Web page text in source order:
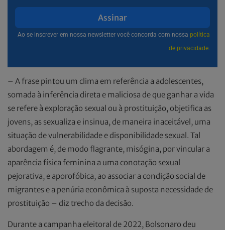
Assinar
Ao se inscrever em nossa newsletter você concorda com nossa política
de privacidade.
– A frase pintou um clima em referência a adolescentes,
somada à inferência direta e maliciosa de que ganhar a vida
se refere à exploração sexual ou à prostituição, objetifica as
jovens, as sexualiza e insinua, de maneira inaceitável, uma
situação de vulnerabilidade e disponibilidade sexual. Tal
abordagem é, de modo flagrante, misógina, por vincular a
aparência física feminina a uma conotação sexual
pejorativa, e aporofóbica, ao associar a condição social de
migrantes e a penúria econômica à suposta necessidade de
prostituição – diz trecho da decisão.
Durante a campanha eleitoral de 2022, Bolsonaro deu